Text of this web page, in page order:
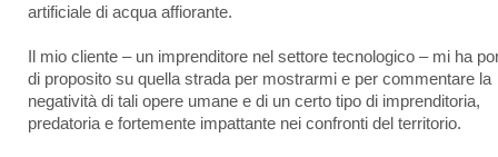
artificiale di acqua affiorante.
Il mio cliente – un imprenditore nel settore tecnologico – mi ha
di proposito su quella strada per mostrarmi e per commentare la
negatività di tali opere umane e di un certo tipo di imprenditoria,
predatoria e fortemente impattante nei confronti del territorio.